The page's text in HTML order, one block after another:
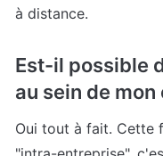
à distance.
Est-il possible
au sein de
Oui tout à fait. Cette